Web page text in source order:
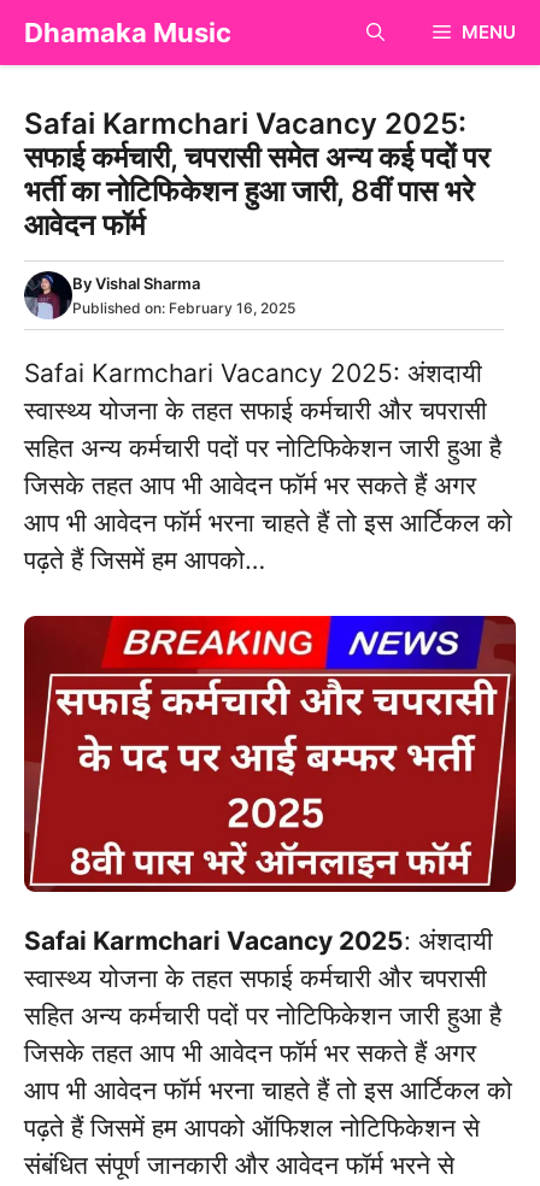
SkipDhamaka Music MENU
Safai Karmchari Vacancy 2025:
सफाई कर्मचारी, चपरासी समेत अन्य कई पदों पर
भर्ती का नोटिफिकेशन हुआ जारी, 8वीं पास भरे
आवेदन फॉर्म
ByVishal Sharma
Published on: February 16, 2025
Safai Karmchari Vacancy 2025: अंशदायी
स्वास्थ्य योजना के तहत सफाई कर्मचारी और चपरासी
सहित अन्य कर्मचारी पदों पर नोटिफिकेशन जारी हुआ है
जिसके तहत आप भी आवेदन फॉर्म भर सकते हैं अगर
आप भी आवेदन फॉर्म भरना चाहते हैं तो इस आर्टिकल को
पढ़ते हैं जिसमें हम आपको…
Safai Karmchari Vacancy 2025: अंशदायी
स्वास्थ्य योजना के तहत सफाई कर्मचारी और चपरासी
सहित अन्य कर्मचारी पदों पर नोटिफिकेशन जारी हुआ है
जिसके तहत आप भी आवेदन फॉर्म भर सकते हैं अगर
आप भी आवेदन फॉर्म भरना चाहते हैं तो इस आर्टिकल को
पढ़ते हैं जिसमें हम आपको ऑफिशल नोटिफिकेशन से
संबंधित संपूर्ण जानकारी और आवेदन फॉर्म भरने से